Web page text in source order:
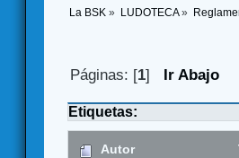
La BSK » LUDOTECA»
Páginas: [1] Ir Abajo
Etiquetas:
Autor